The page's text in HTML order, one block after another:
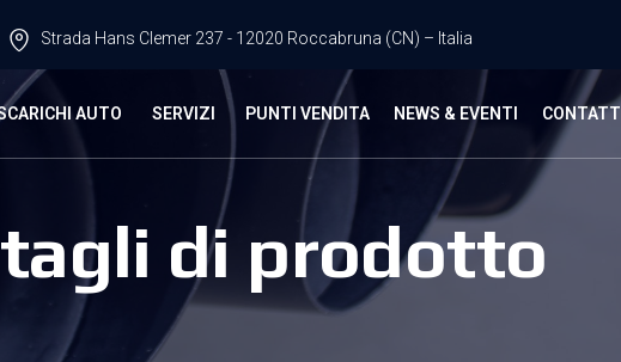
Strada Hans Clemer 237 - 12020 Roccabruna (CN) – Italia
AUTO SERVIZI PUNTI VENDITA NEWS & EVENTI CONTATTI
di prodotto